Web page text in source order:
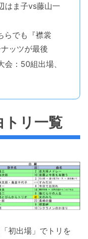
はま子vs藤山一
らでも『襟裳
ッツが最後
：50組出場、
リ一覧
初出場」でトリを